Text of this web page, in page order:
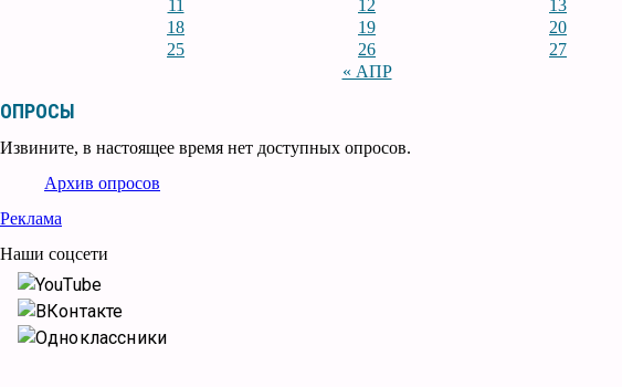
« АПР
11
12 13
18
19 20
25
26 27
ОПРОСЫ
Извините, в настоящее время нет доступных опросов.
Архив опросов
Реклама
Наши соцсети
YouTube
ВКонтакте
Одноклассники